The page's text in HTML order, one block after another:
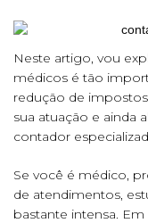
Neste artigo, vou
médicos é tão
redução de
sua atuação e ainda
contador
Se você é médico,
de atendimentos,
bastante intensa.